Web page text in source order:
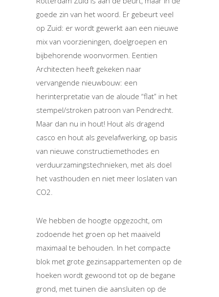
goede zin van het woord. Er gebeurt veel
op Zuid: er wordt gewerkt aan een nieuwe
mix van voorzieningen, doelgroepen en
bijbehorende woonvormen. Eentien
Architecten heeft gekeken naar
vervangende nieuwbouw: een
herinterpretatie van de aloude “flat” in het
stempel/stroken patroon van Pendrecht.
Maar dan nu in hout! Hout als dragend
casco en hout als gevelafwerking, op basis
van nieuwe constructiemethodes en
verduurzamingstechnieken, met als doel
het vasthouden en niet meer loslaten van
CO2.
We hebben de hoogte opgezocht, om
zodoende het groen op het maaiveld
maximaal te behouden. In het compacte
blok met grote gezinsappartementen op de
hoeken wordt gewoond tot op de begane
grond, met tuinen die aansluiten op de